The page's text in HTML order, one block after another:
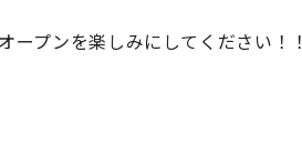
ープンを楽しみにしてください！！